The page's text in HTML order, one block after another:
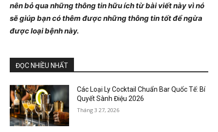
nên bỏ qua những thông tin hữu ích từ bài viết này vì nó
sẽ giúp bạn có thêm được những thông tin tốt để ngừa
được loại bệnh này.
ĐỌC NHIỀU NHẤT
Các Loại Ly Cocktail Chuẩn Bar Quốc Tế: Bí
Quyết Sành Điệu 2026
Tháng 3 27, 2026